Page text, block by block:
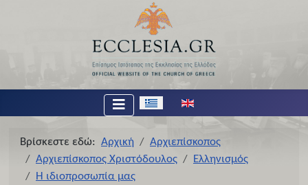
Επιλέξτε τη γλώσσα σας
Βρίσκεστε εδώ: Αρχική
Αρχιεπίσκοπος
Αρχιεπίσκοπος Χριστόδουλος
Ελληνισμός
Η ιδιοπροσωπία μας